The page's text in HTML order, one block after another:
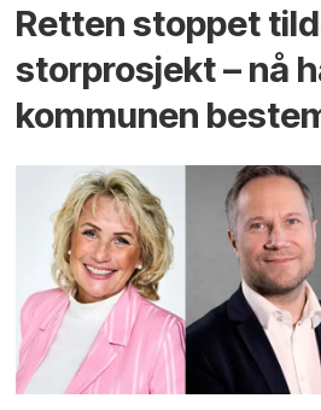
Retten stoppet
storprosjekt – nå
kommunen